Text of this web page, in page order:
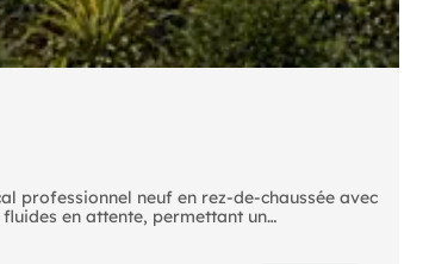
professionnel neuf en rez-de-chaussée avec
en attente, permettant un
un environnement mixte résidentiel et